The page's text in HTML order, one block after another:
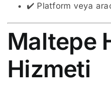
✔️ Platform veya
Maltepe
Hizmeti